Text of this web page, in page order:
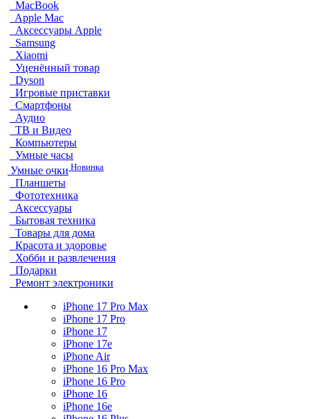
MacBook
Apple Mac
Аксессуары Apple
Samsung
Xiaomi
Уценённый товар
Dyson
Игровые приставки
Смартфоны
Аудио
ТВ и Видео
Компьютеры
Умные часы
Умные очки Новинка
Планшеты
Фототехника
Аксессуары
Бытовая техника
Товары для дома
Красота и здоровье
Хобби и развлечения
Подарки
Ремонт электроники
iPhone 17 Pro Max
iPhone 17 Pro
iPhone 17
iPhone 17e
iPhone Air
iPhone 16 Pro Max
iPhone 16 Pro
iPhone 16
iPhone 16e